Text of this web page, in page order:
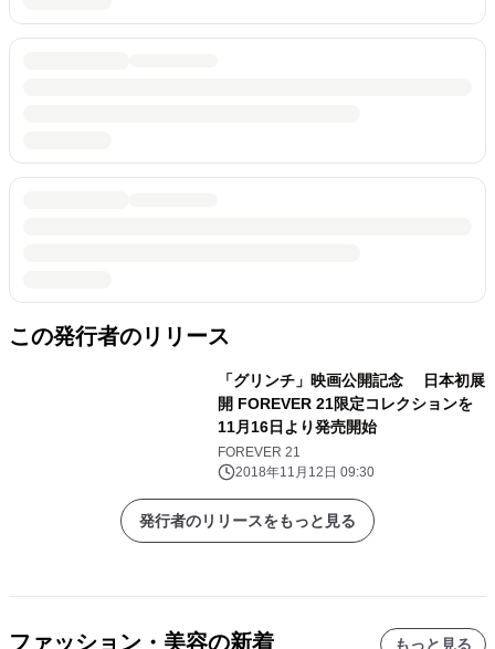
この発行者のリリース
「グリンチ」映画公開記念 日本初展
開 FOREVER 21限定コレクションを
11月16日より発売開始
FOREVER 21
2018年11月12日 09:30
発行者のリリースをもっと見る
ファッション・美容の新着 もっと見る